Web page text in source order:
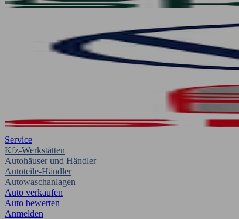
Service
Kfz-Werkstätten
Autohäuser und Händler
Autoteile-Händler
Autowaschanlagen
Auto verkaufen
Auto bewerten
Anmelden